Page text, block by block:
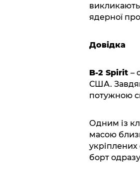
викликають
ядерної
Довідка
B-2 Spirit –
США.
потужною
Одним із
масою
укріплених
борт